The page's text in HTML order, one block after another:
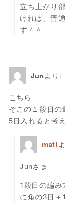
立ち上がり
ければ、普
す＾＾
Junより:
こちら
そこの１段目の
5目入れると考
mati
Junさま
1段目の編み
に角の3目＋